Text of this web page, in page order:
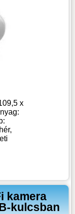
x
kamera
kulcsban